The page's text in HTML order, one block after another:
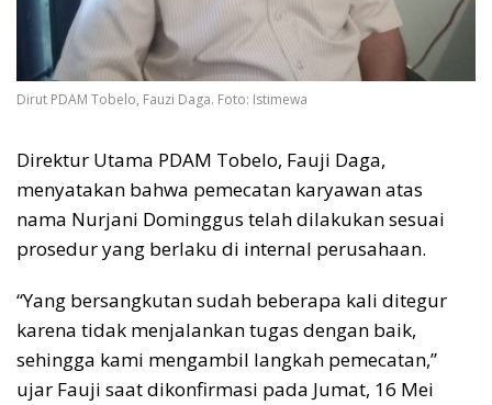
Dirut PDAM Tobelo, Fauzi Daga. Foto: Istimewa
Direktur Utama PDAM Tobelo, Fauji Daga,
menyatakan bahwa pemecatan karyawan atas
nama Nurjani Dominggus telah dilakukan sesuai
prosedur yang berlaku di internal perusahaan.
“Yang bersangkutan sudah beberapa kali ditegur
karena tidak menjalankan tugas dengan baik,
sehingga kami mengambil langkah pemecatan,”
ujar Fauji saat dikonfirmasi pada Jumat, 16 Mei